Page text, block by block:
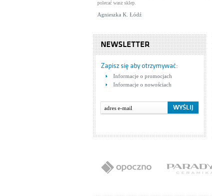
polecać wasz sklep.
Agnieszka K. Łódź
NEWSLETTER
Zapisz się aby otrzymywać:
Informacje o promocjach
Informacje o nowościach